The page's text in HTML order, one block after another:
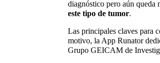
diagnóstico pero aún
este tipo de tumor.
Las principales claves para
motivo, la App Runator
Grupo GEICAM de